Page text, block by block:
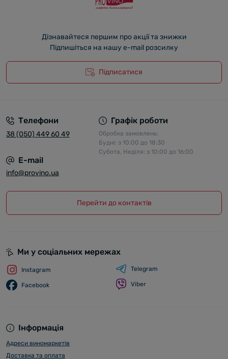
Дізнавайтеся першим про акції та знижки
Підпишіться на нашу e-mail розсилку
Підписатися
Телефони
38 (050) 449 60 49
Графік роботи
Обробка замовлень:
Будні: з 10:00 до 18:30
Субота, Неділя: з 10:00 до 16:00
E-mail
info@provino.ua
Перейти до контактів
Інформація
Адреси виномаркетів
Доставка та оплата
Ми у соціальних мережах
Instagram
Facebook
Telegram
Viber